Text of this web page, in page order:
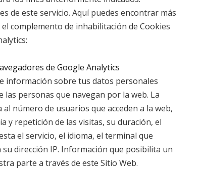
de este servicio. Aquí puedes encontrar más
complemento de inhabilitación de Cookies
de Google Analytics
información sobre tus datos personales
personas que navegan por la web. La
número de usuarios que acceden a la web,
y repetición de las visitas, su duración, el
el servicio, el idioma, el terminal que
dirección IP. Información que posibilita un
parte a través de este Sitio Web.